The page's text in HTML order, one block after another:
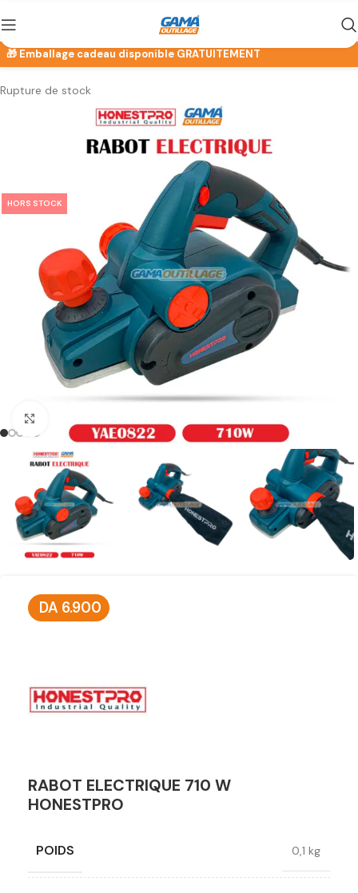
Rupture de stock
HORS STOCK
DA 6.900
RABOT ELECTRIQUE 710 W
HONESTPRO
POIDS 0,1 kg